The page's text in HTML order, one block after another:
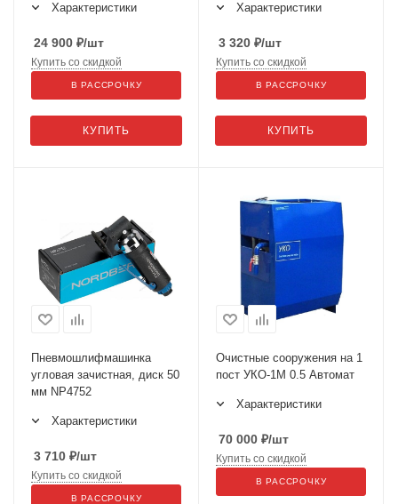
Характеристики
24 900 ₽/шт
КУПИТЬ
Купить со скидкой
В РАССРОЧКУ
Характеристики
3 320 ₽/шт
КУПИТЬ
Купить со скидкой
В РАССРОЧКУ
Пневмошлифмашинка
угловая зачистная, диск 50
мм NP4752
Характеристики
3 710 ₽/шт
Купить со скидкой
В РАССРОЧКУ
Очистные сооружения на 1
пост УКО-1М 0.5 Автомат
Характеристики
70 000 ₽/шт
Купить со скидкой
В РАССРОЧКУ